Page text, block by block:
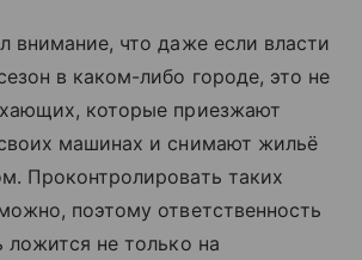
внимание, что даже если власти
в каком-либо городе, это не
которые приезжают
машинах и снимают жильё
Проконтролировать таких
поэтому ответственность
ложится не только на